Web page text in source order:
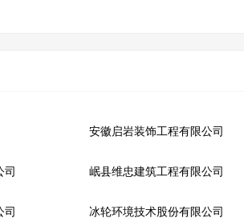
安徽启岩装饰工程有限公司
岷县维忠建筑工程有限公司
冰轮环境技术股份有限公司